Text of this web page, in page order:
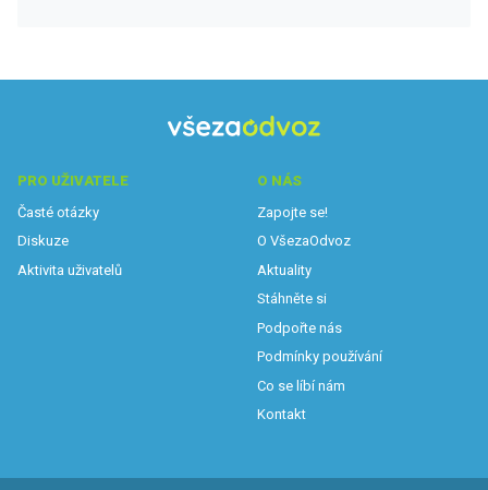
PRO UŽIVATELE
Časté otázky
Diskuze
Aktivita uživatelů
O NÁS
Zapojte se!
O VšezaOdvoz
Aktuality
Stáhněte si
Podpořte nás
Podmínky používání
Co se líbí nám
Kontakt